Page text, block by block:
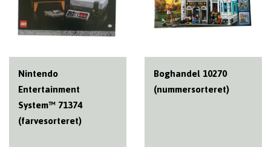
Nintendo
Entertainment
System™ 71374
(farvesorteret)
Boghandel 10270
(nummersorteret)